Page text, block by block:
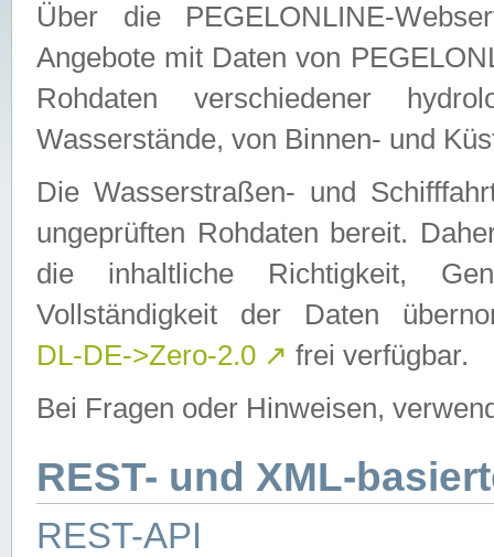
Über die PEGELONLINE-
Angebote mit Daten von
Rohdaten verschiedener
Wasserstände, von Binnen- und
Die Wasserstraßen- und
ungeprüften Rohdaten bereit.
die inhaltliche Richtigkeit,
Vollständigkeit der Daten
DL-DE->Zero-2.0 ↗ frei verfügbar.
Bei Fragen oder Hinweisen,
REST- und XML-
REST-API